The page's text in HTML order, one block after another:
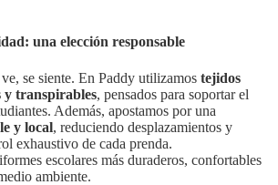
una elección responsable
se siente. En Paddy utilizamos tejidos
y transpirables, pensados para soportar el
Además, apostamos por una
y local, reduciendo desplazamientos y
exhaustivo de cada prenda.
escolares más duraderos, confortables
ambiente.